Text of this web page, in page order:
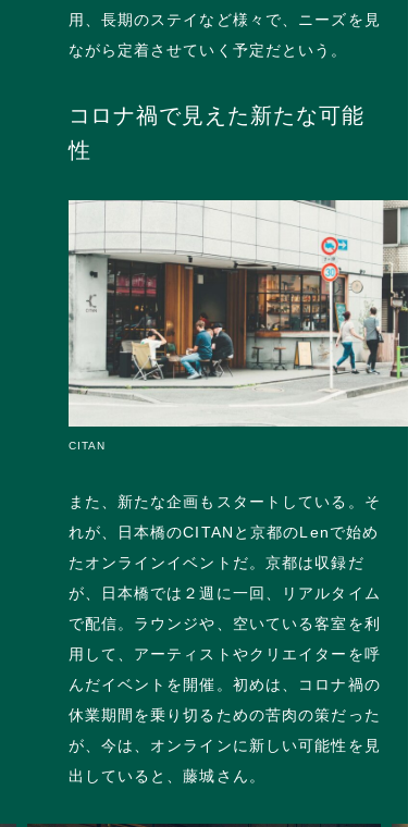
用、長期のステイなど様々で、ニーズを見
ながら定着させていく予定だという。
コロナ禍で見えた新たな可能
性
CITAN
また、新たな企画もスタートしている。そ
れが、日本橋のCITANと京都のLenで始め
たオンラインイベントだ。京都は収録だ
が、日本橋では２週に一回、リアルタイム
で配信。ラウンジや、空いている客室を利
用して、アーティストやクリエイターを呼
んだイベントを開催。初めは、コロナ禍の
休業期間を乗り切るための苦肉の策だった
が、今は、オンラインに新しい可能性を見
出していると、藤城さん。